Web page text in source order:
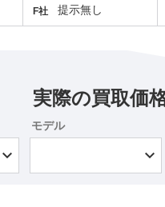
F社 提示無し
実際の買取価
モデル